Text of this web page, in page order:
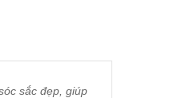
sắc đẹp, giúp